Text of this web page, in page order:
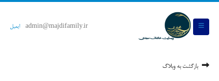
admin@majdifamily.ir ایمیل
بازگشت به وبلاگ